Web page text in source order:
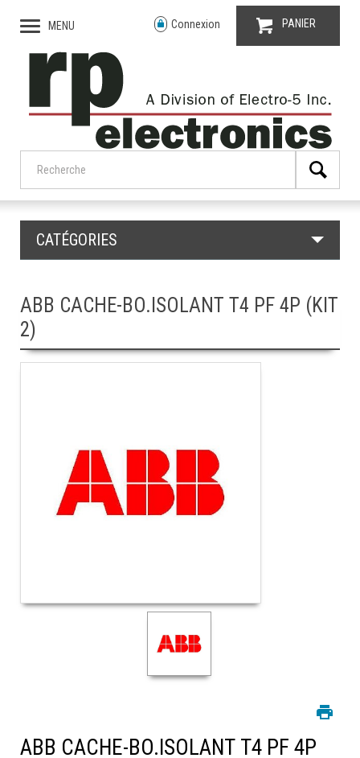
MENU Connexion PANIER
CATÉGORIES
ABB CACHE-BO.ISOLANT T4 PF 4P (KIT
2)
ABB CACHE-BO.ISOLANT T4 PF 4P